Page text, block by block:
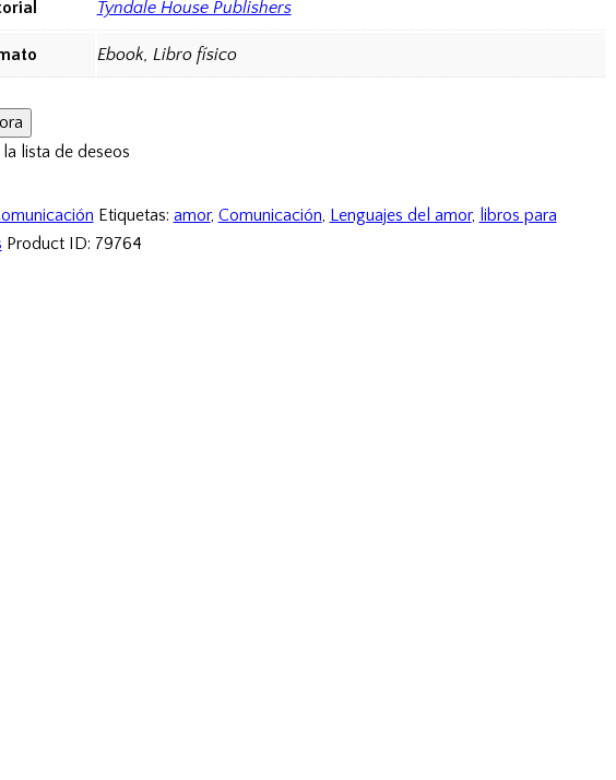
Tyndale House Publishers
Ebook, Libro físico
lista de deseos
Etiquetas: amor, Comunicación, Lenguajes del amor, libros para
Product ID: 79764